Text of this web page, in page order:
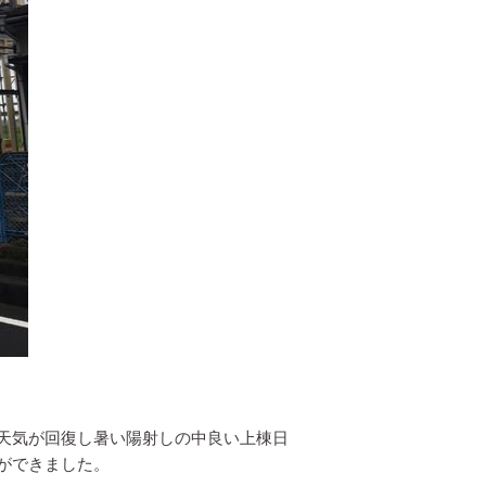
気が回復し暑い陽射しの中良い上棟日
きました。